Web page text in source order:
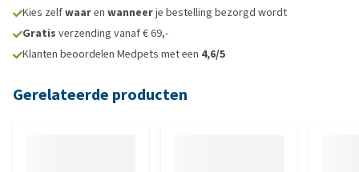
Kies zelfwaaren wanneerje bestelling bezorgd wordt
Gratis verzending vanaf € 69,-
Klanten beoordelen Medpets met een 4,6/5
Gerelateerde producten